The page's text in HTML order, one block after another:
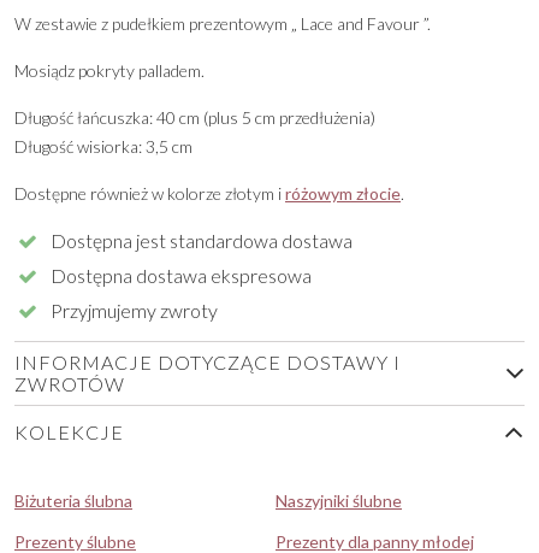
W zestawie z pudełkiem prezentowym „ Lace and Favour ”.
Mosiądz pokryty palladem.
Długość łańcuszka: 40 cm (plus 5 cm przedłużenia)
Długość wisiorka: 3,5 cm
Dostępne również w kolorze złotym iróżowym złocie.
Dostępna jest standardowa dostawa
Dostępna dostawa ekspresowa
Przyjmujemy zwroty
INFORMACJE DOTYCZĄCE DOSTAWY I
ZWROTÓW
KOLEKCJE
Biżuteria ślubna
Naszyjniki ślubne
Prezenty ślubne
Prezenty dla panny młodej